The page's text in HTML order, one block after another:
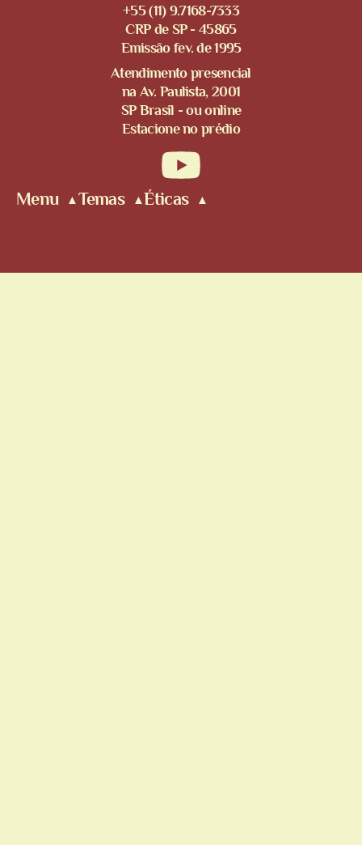
+55 (11) 9.7168-7333
CRP de SP - 45865
Emissão fev. de 1995
Atendimento presencial
na Av. Paulista, 2001
SP Brasil - ou online
Estacione no prédio
Menu Temas Éticas